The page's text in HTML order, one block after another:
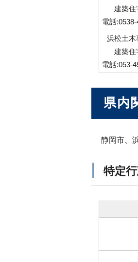
建築住
電話
浜松土木
建築住
電話:053-
県内
静岡市、
特定